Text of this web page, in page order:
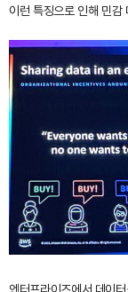
이런 특징으로 인해 민감